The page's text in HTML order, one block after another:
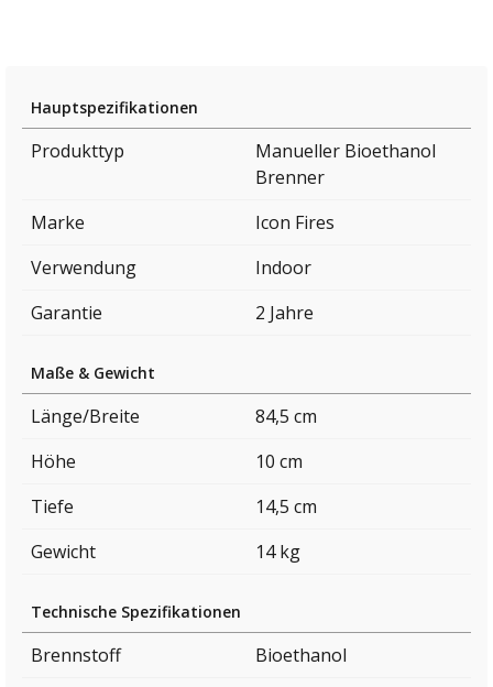
Hauptspezifikationen
Produkttyp
Manueller Bioethanol
Brenner
Marke
Icon Fires
Verwendung
Indoor
Garantie
2 Jahre
Maße & Gewicht
Länge/Breite
84,5 cm
Höhe
10 cm
Tiefe
14,5 cm
Gewicht
14 kg
Technische Spezifikationen
Brennstoff
Bioethanol